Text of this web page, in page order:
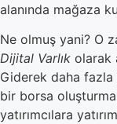
alanında mağaza
Ne olmuş yani? O
Dijital Varlık olarak
Giderek daha fazla
bir borsa
yatırımcılara